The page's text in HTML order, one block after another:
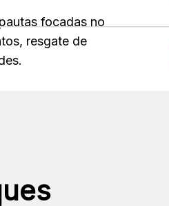
focadas no
resgate de